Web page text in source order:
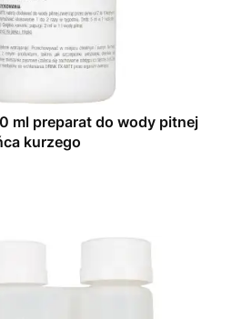
ml preparat do wody pitnej
kurzego